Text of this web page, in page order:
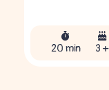
20 min 3 +